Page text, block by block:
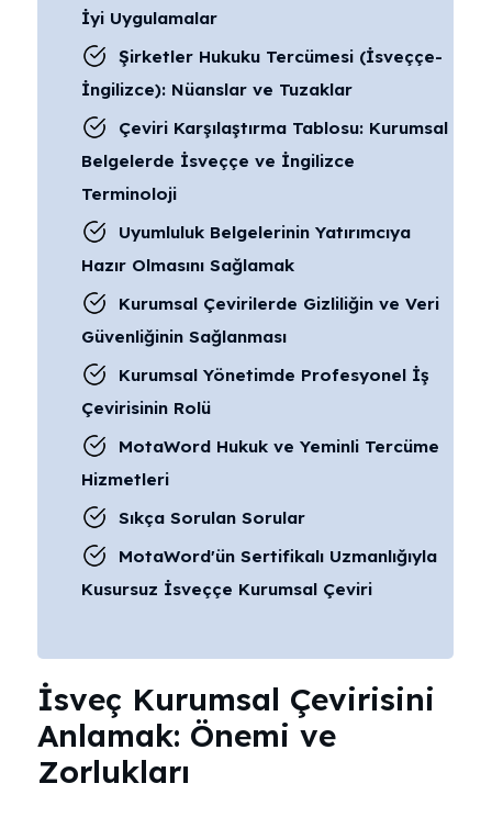
İyi Uygulamalar
Şirketler Hukuku Tercümesi (İsveççe-
İngilizce): Nüanslar ve Tuzaklar
Çeviri Karşılaştırma Tablosu: Kurumsal
Belgelerde İsveççe ve İngilizce
Terminoloji
Uyumluluk Belgelerinin Yatırımcıya
Hazır Olmasını Sağlamak
Kurumsal Çevirilerde Gizliliğin ve Veri
Güvenliğinin Sağlanması
Kurumsal Yönetimde Profesyonel İş
Çevirisinin Rolü
MotaWord Hukuk ve Yeminli Tercüme
Hizmetleri
Sıkça Sorulan Sorular
MotaWord'ün Sertifikalı Uzmanlığıyla
Kusursuz İsveççe Kurumsal Çeviri
İsveç Kurumsal Çevirisini
Anlamak: Önemi ve
Zorlukları